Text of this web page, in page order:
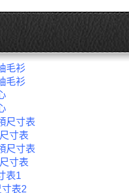
毛衫
毛衫
尺寸表
寸表
尺寸表
寸表
表1
表2